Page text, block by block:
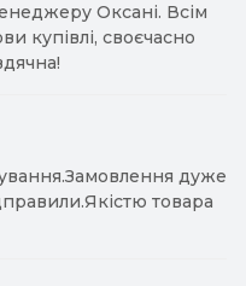
Оксані. Всім
купівлі, своєчасно
дуже
товара